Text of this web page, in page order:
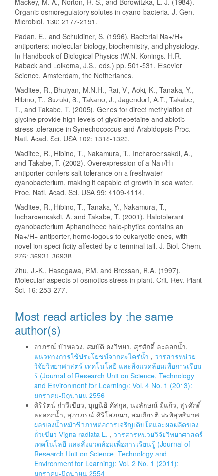
Mackey, M. A., Norton, R. S., and Borowitzka, L. J. (1984).
Organic osmoregulatory solutes in cyano-bacteria. J. Gen.
Microbiol. 130: 2177-2191.
Padan, E., and Schuldiner, S. (1996). Bacterial Na+/H+
antiporters: molecular biology, biochemistry, and physiology.
In Handbook of Biological Physics (W.N. Konings, H.R.
Kaback and Lolkema, J.S., eds.) pp. 501-531. Elsevier
Science, Amsterdam, the Netherlands.
Waditee, R., Bhuiyan, M.N.H., Rai, V., Aoki, K., Tanaka, Y.,
Hibino, T., Suzuki, S., Takano, J., Jagendorf, A.T., Takabe,
T., and Takabe, T. (2005). Genes for direct methylation of
glycine provide high levels of glycinebetaine and abiotic-
stress tolerance in Synechococcus and Arabidopsis Proc.
Natl. Acad. Sci. USA 102: 1318-1323.
Waditee, R., Hibino, T., Nakamura, T., Incharoensakdi, A.,
and Takabe, T. (2002). Overexpression of a Na+/H+
antiporter confers salt tolerance on a freshwater
cyanobacterium, making it capable of growth in sea water.
Proc. Natl. Acad. Sci. USA 99: 4109-4114.
Waditee, R., Hibino, T., Tanaka, Y., Nakamura, T.,
Incharoensakdi, A. and Takabe, T. (2001). Halotolerant
cyanobacterium Aphanothece halo-phytica contains an
Na+/H+ antiporter, homo-logous to eukaryotic ones, with
novel ion speci-ficity affected by c-terminal tail. J. Biol. Chem.
276: 36931-36938.
Zhu, J.-K., Hasegawa, P.M. and Bressan, R.A. (1997).
Molecular aspects of osmotics stress in plant. Crit. Rev. Plant
Sci. 16: 253-277.
Most read articles by the same
author(s)
อาภรณ์ บัวหลวง, สมบัติ คงวิทยา, สุรศักดิ์ ละลอกน้ำ,
แนวทางการใช้ประโยชน์จากตะไคร่น้ำ , วารสารหน่วย
วิจัยวิทยาศาสตร์ เทคโนโลยี และสิ่งแวดล้อมเพื่อการเรียน
รู้ (Journal of Research Unit on Science, Technology
and Environment for Learning): Vol. 4 No. 1 (2013):
มกราคม-มิถุนายน 2556
ศิริรัตน์ ก๋าวีเขียว, บุญนิธิ คัสกุล, นงลักษณ์ มีแก้ว, สุรศักดิ์
ละลอกน้ำ, สุภาภรณ์ ศิริโสภณา, สมเกียรติ พรพิสุทธิมาศ,
ผลของน้ำหมักชีวภาพต่อการเจริญเติบโตและผลผลิตของ
ถั่วเขียว Vigna radiata L. , วารสารหน่วยวิจัยวิทยาศาสตร์
เทคโนโลยี และสิ่งแวดล้อมเพื่อการเรียนรู้ (Journal of
Research Unit on Science, Technology and
Environment for Learning): Vol. 2 No. 1 (2011):
มกราคม-มิถุนายน 2554